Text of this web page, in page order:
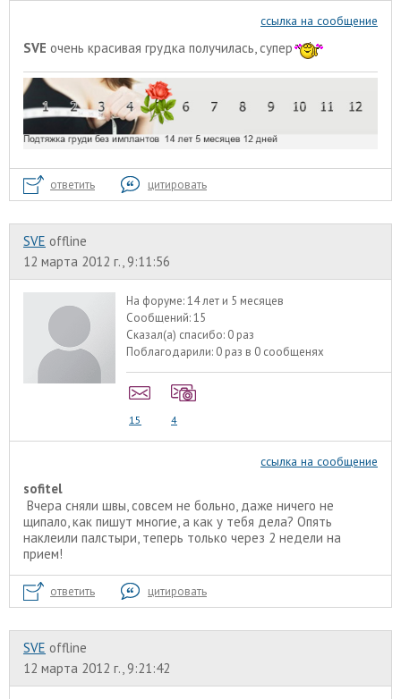
ссылка на сообщение
SVE очень красивая грудка получилась, супер
ответить цитировать
SVE offline
12 марта 2012 г., 9:11:56
На форуме:14 лет и 5 месяцев
Сообщений:15
Сказал(а) спасибо: 0 раз
Поблагодарили: 0 раз в 0 сообщенях
15 4
ссылка на сообщение
sofitel
Вчера сняли швы, совсем не больно, даже ничего не
щипало, как пишут многие, а как у тебя дела? Опять
наклеили палстыри, теперь только через 2 недели на
прием!
ответить цитировать
SVE offline
12 марта 2012 г., 9:21:42